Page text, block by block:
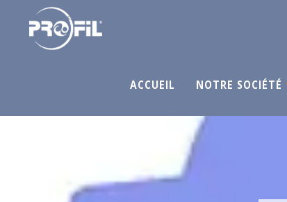
ACCUEIL NOTRE SOCIÉTÉ